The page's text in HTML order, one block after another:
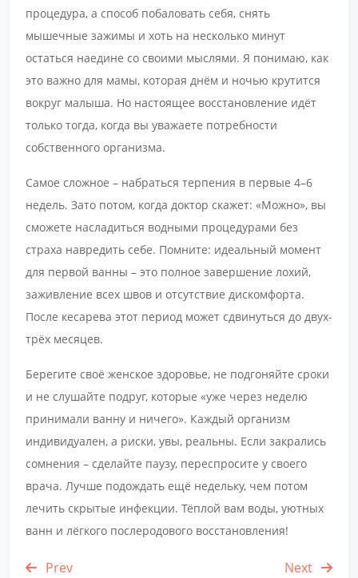
процедура, а способ побаловать себя, снять
мышечные зажимы и хоть на несколько минут
остаться наедине со своими мыслями. Я понимаю, как
это важно для мамы, которая днём и ночью крутится
вокруг малыша. Но настоящее восстановление идёт
только тогда, когда вы уважаете потребности
собственного организма.
Самое сложное – набраться терпения в первые 4–6
недель. Зато потом, когда доктор скажет: «Можно», вы
сможете насладиться водными процедурами без
страха навредить себе. Помните: идеальный момент
для первой ванны – это полное завершение лохий,
заживление всех швов и отсутствие дискомфорта.
После кесарева этот период может сдвинуться до двух-
трёх месяцев.
Берегите своё женское здоровье, не подгоняйте сроки
и не слушайте подруг, которые «уже через неделю
принимали ванну и ничего». Каждый организм
индивидуален, а риски, увы, реальны. Если закрались
сомнения – сделайте паузу, переспросите у своего
врача. Лучше подождать ещё недельку, чем потом
лечить скрытые инфекции. Тёплой вам воды, уютных
ванн и лёгкого послеродового восстановления!
Prev Next